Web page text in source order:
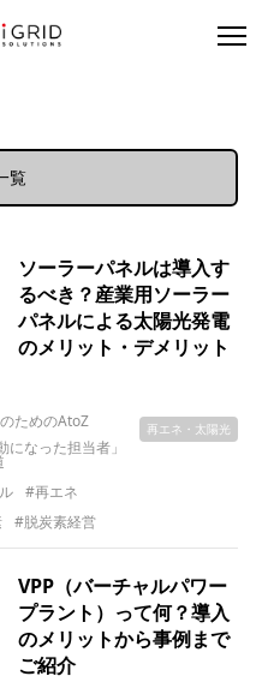
覧
ソーラーパネルは導入す
るべき？産業用ソーラー
パネルによる太陽光発電
のメリット・デメリット
ためのAtoZ
なった担当者」
#再エネ
#脱炭素経営
再エネ・太陽光
VPP（バーチャルパワー
プラント）って何？導入
のメリットから事例まで
ご紹介